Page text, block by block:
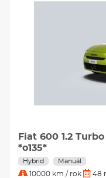
Fiat 600 1.2
*o135*
Hybrid Manuál
10000 km / rok 48